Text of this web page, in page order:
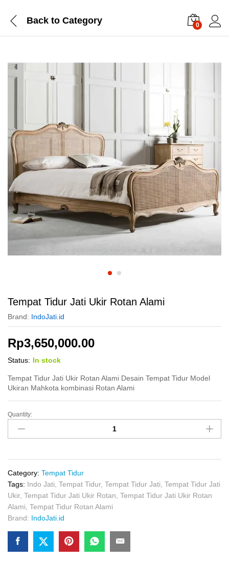
Back to Category 0
Tempat Tidur Jati Ukir Rotan Alami
Brand: IndoJati.id
Rp3,650,000.00
Status: In stock
Tempat Tidur Jati Ukir Rotan Alami Desain Tempat Tidur Model
Ukiran Mahkota kombinasi Rotan Alami
Tempat
Tidur
Jati
Rotan
Alami
quantity
Quantity:
Category: Tempat Tidur
Tags: Indo Jati Tempat Tidur, Tempat Tidur Jati Tempat Tidur Jati
Ukir, Tempat Tidur Jati Ukir Rotan Tempat Tidur Jati Ukir Rotan
Alami Tempat Tidur Rotan Alami
Brand: IndoJati.id